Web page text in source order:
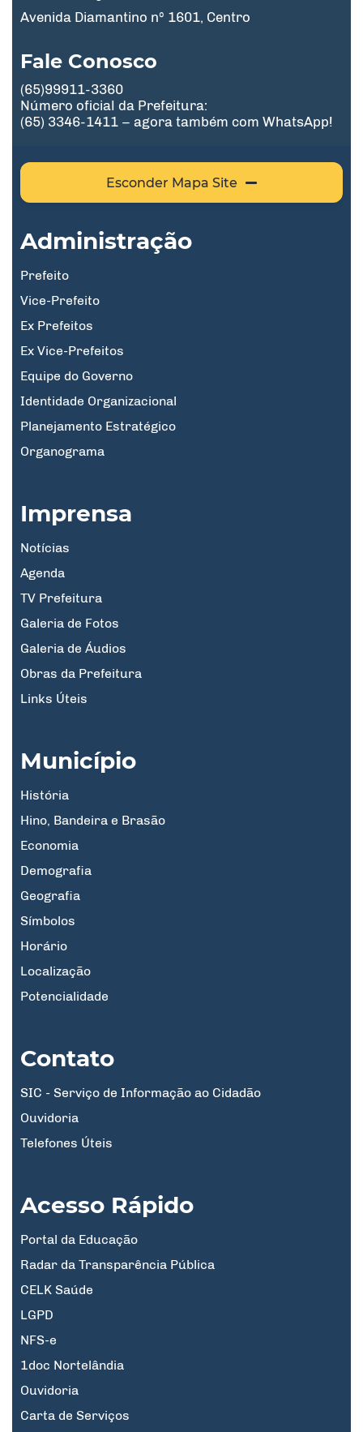
Avenida Diamantino nº 1601, Centro
Fale Conosco
(65)99911-3360
Número oficial da Prefeitura:
(65) 3346-1411 – agora também com WhatsApp!
Esconder Mapa Site
Administração
Prefeito
Vice-Prefeito
Ex Prefeitos
Ex Vice-Prefeitos
Equipe do Governo
Identidade Organizacional
Planejamento Estratégico
Organograma
Imprensa
Notícias
Agenda
TV Prefeitura
Galeria de Fotos
Galeria de Áudios
Obras da Prefeitura
Links Úteis
Município
História
Hino, Bandeira e Brasão
Economia
Demografia
Geografia
Símbolos
Horário
Localização
Potencialidade
Contato
SIC - Serviço de Informação ao Cidadão
Ouvidoria
Telefones Úteis
Acesso Rápido
Portal da Educação
Radar da Transparência Pública
CELK Saúde
LGPD
NFS-e
1doc Nortelândia
Ouvidoria
Carta de Serviços